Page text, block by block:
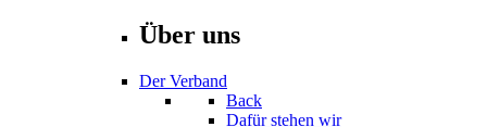
Über uns
Der Verband
Back
Dafür stehen wir